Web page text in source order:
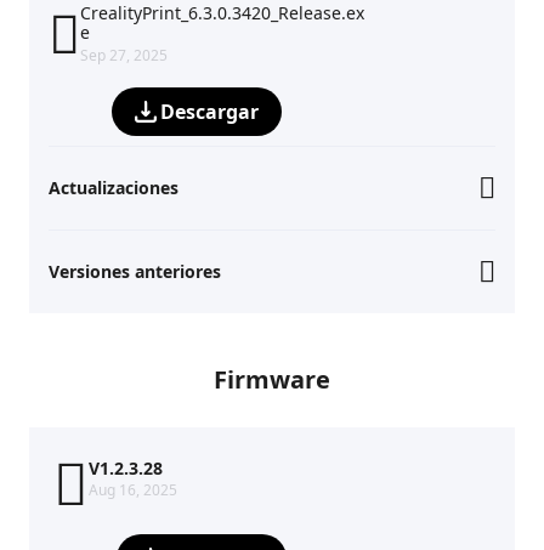
 CrealityPrint_6.3.0.3420_Release.ex
e
Sep 27, 2025
Descargar
Actualizaciones
Versiones anteriores
Firmware
V1.2.3.28
Aug 16, 2025